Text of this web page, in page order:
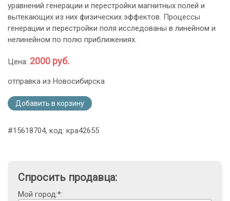
уравнений генерации и перестройки магнитных полей и
вытекающих из них физических эффектов. Процессы
генерации и перестройки поля исследованы в линейном и
нелинейном по полю приближениях.
Цена: 2000 руб.
отправка из Новосибирска
Добавить в корзину
#15618704, код: кра42655
Спросить продавца:
Мой город:*: